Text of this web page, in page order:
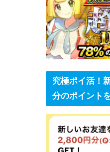
究極ポイ活！
分のポイント